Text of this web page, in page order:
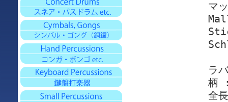
マ
ラ
柄
全